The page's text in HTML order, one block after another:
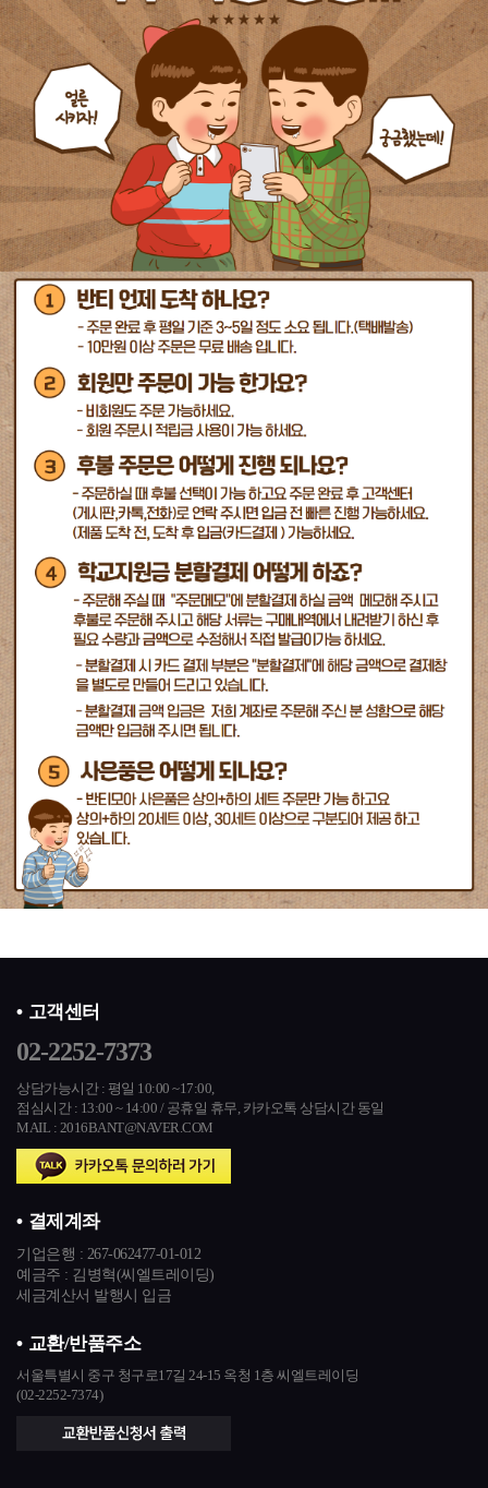
고객센터
02-2252-7373
상담가능시간 : 평일 10:00 ~17:00,
점심시간 : 13:00 ~ 14:00 / 공휴일 휴무, 카카오톡 상담시간 동일
MAIL : 2016BANT@NAVER.COM
결제계좌
기업은행 : 267-062477-01-012
예금주 : 김병혁(씨엘트레이딩)
세금계산서 발행시 입금
교환/반품주소
서울특별시 중구 청구로17길 24-15 옥청 1층 씨엘트레이딩
(02-2252-7374)